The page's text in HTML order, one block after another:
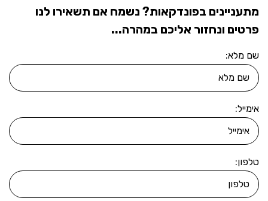
מתעניינים בפונדקאות? נשמח אם תשאירו לנו
פרטים ונחזור אליכם במהרה...
שם מלא:
אימייל:
טלפון: